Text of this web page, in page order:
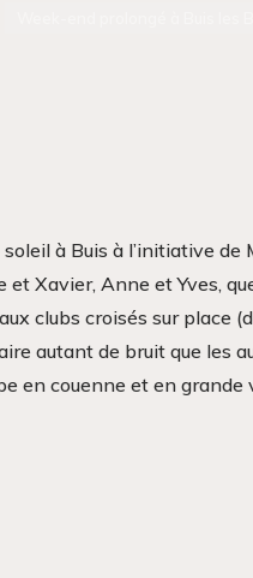
à Buis à l’initiative de
Xavier, Anne et Yves,
clubs croisés sur place
autant de bruit que les
en couenne et en